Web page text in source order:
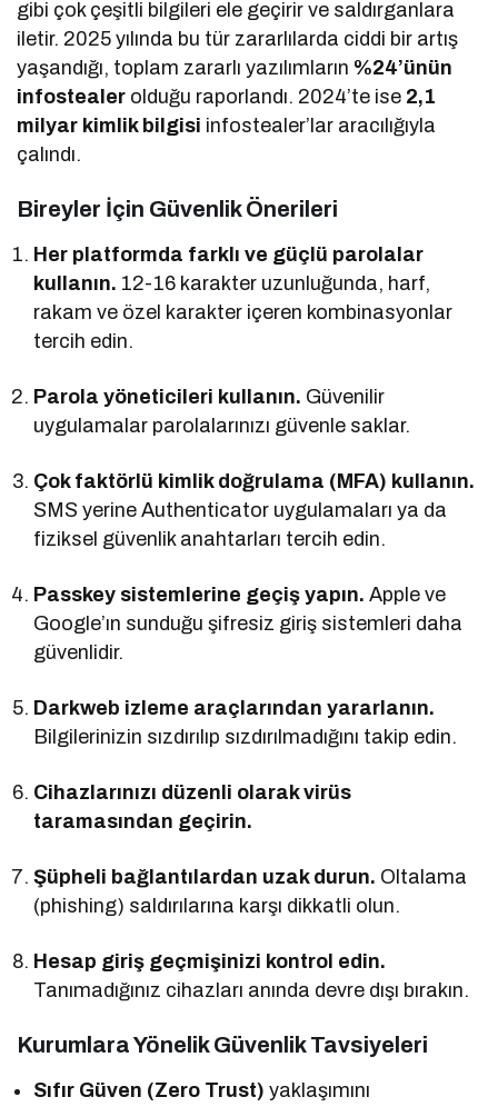
gibi çok çeşitli bilgileri ele geçirir ve saldırganlara
iletir. 2025 yılında bu tür zararlılarda ciddi bir artış
yaşandığı, toplam zararlı yazılımların %24’ünün
infostealer olduğu raporlandı. 2024’te ise 2,1
milyar kimlik bilgisi infostealer’lar aracılığıyla
çalındı.
Bireyler İçin Güvenlik Önerileri
Her platformda farklı ve güçlü parolalar
kullanın. 12-16 karakter uzunluğunda, harf,
rakam ve özel karakter içeren kombinasyonlar
tercih edin.
Parola yöneticileri kullanın. Güvenilir
uygulamalar parolalarınızı güvenle saklar.
Çok faktörlü kimlik doğrulama (MFA) kullanın.
SMS yerine Authenticator uygulamaları ya da
fiziksel güvenlik anahtarları tercih edin.
Passkey sistemlerine geçiş yapın. Apple ve
Google’ın sunduğu şifresiz giriş sistemleri daha
güvenlidir.
Darkweb izleme araçlarından yararlanın.
Bilgilerinizin sızdırılıp sızdırılmadığını takip edin.
Cihazlarınızı düzenli olarak virüs
taramasından geçirin.
Şüpheli bağlantılardan uzak durun. Oltalama
(phishing) saldırılarına karşı dikkatli olun.
Hesap giriş geçmişinizi kontrol edin.
Tanımadığınız cihazları anında devre dışı bırakın.
Kurumlara Yönelik Güvenlik Tavsiyeleri
Sıfır Güven (Zero Trust) yaklaşımını